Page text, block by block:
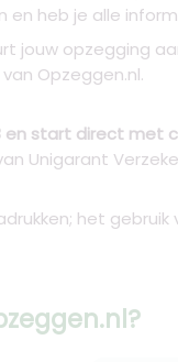
heb je alle
jouw opzegging
Opzeggen.nl.
en start direct met
Unigarant
het